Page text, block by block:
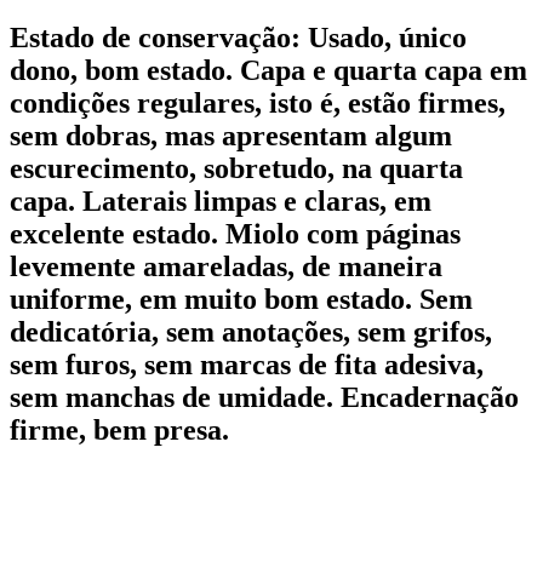
Estado de conservação: Usado, único
dono, bom estado. Capa e quarta capa em
condições regulares, isto é, estão firmes,
sem dobras, mas apresentam algum
escurecimento, sobretudo, na quarta
capa. Laterais limpas e claras, em
excelente estado. Miolo com páginas
levemente amareladas, de maneira
uniforme, em muito bom estado. Sem
dedicatória, sem anotações, sem grifos,
sem furos, sem marcas de fita adesiva,
sem manchas de umidade. Encadernação
firme, bem presa.